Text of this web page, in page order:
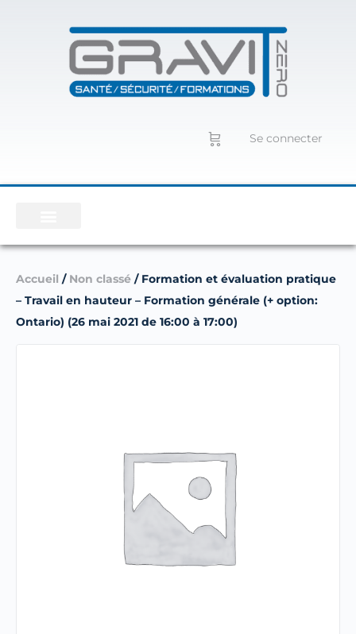
Se connecter
Accueil / Non classé / Formation et évaluation pratique
– Travail en hauteur – Formation générale (+ option:
Ontario) (26 mai 2021 de 16:00 à 17:00)